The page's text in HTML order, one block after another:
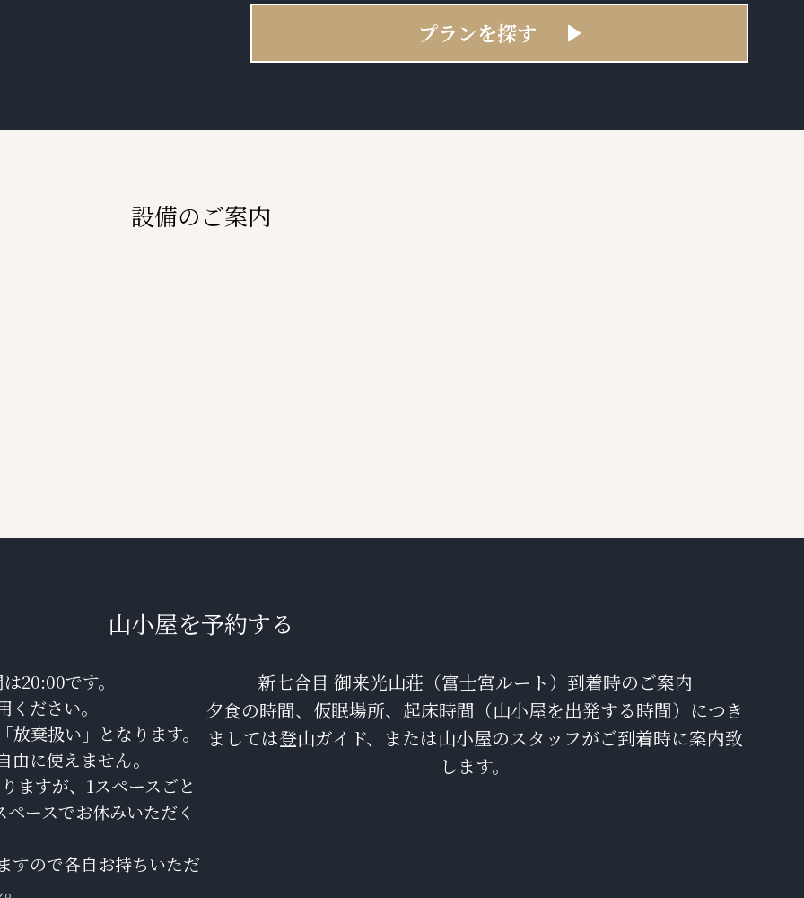
プランを探す
設備のご案内
山小屋を予約する
20:00です。
ださい。
棄扱い」となります。
に使えません。
ますが、1スペースごと
ースでお休みいただく
すので各自お持ちいただ
新七合目 御来光山荘（富士宮ルート）到着時のご案内
夕食の時間、仮眠場所、起床時間（山小屋を出発する時間）につき
ましては登山ガイド、または山小屋のスタッフがご到着時に案内致
します。